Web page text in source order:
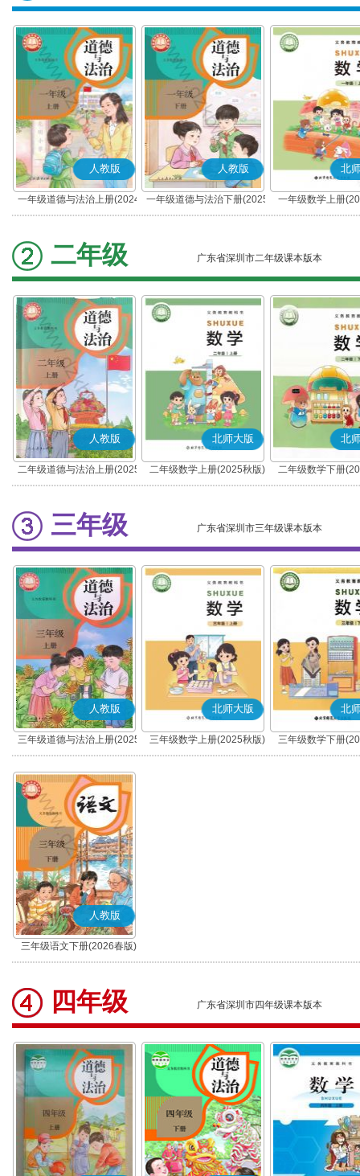
人教版
一年级道德与法治上册(2024
秋版)(部编版)
人教版
一年级道德与法治下册(2025
春版)(部编版)
北
一年级数学上册
二年级 广东省深圳市二年级课本版本
人教版
二年级道德与法治上册(2025
秋版)(部编版)
北师大版
二年级数学上册(2025秋版)
北
二年级数学下册
三年级 广东省深圳市三年级课本版本
人教版
三年级道德与法治上册(2025
秋版)(部编版)
北师大版
三年级数学上册(2025秋版)
北
三年级数学下册
人教版
三年级语文下册(2026春版)
(部编版)
四年级 广东省深圳市四年级课本版本